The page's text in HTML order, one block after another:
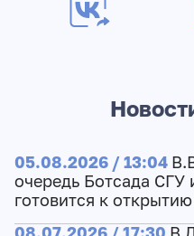
05.08.2026 / 13:04
очередь Ботсада
готовится к открытию